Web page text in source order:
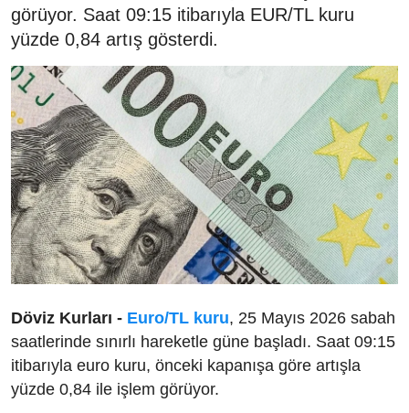
görüyor. Saat 09:15 itibarıyla EUR/TL kuru
yüzde 0,84 artış gösterdi.
Döviz Kurları - Euro/TL kuru, 25 Mayıs 2026 sabah
saatlerinde sınırlı hareketle güne başladı. Saat 09:15
itibarıyla euro kuru, önceki kapanışa göre artışla
yüzde 0,84 ile işlem görüyor.